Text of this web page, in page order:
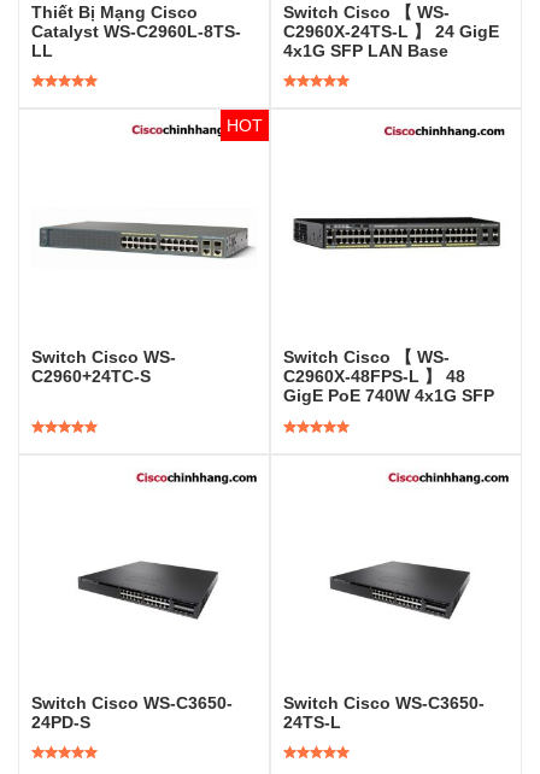
Thiết Bị Mạng Cisco
Catalyst WS-C2960L-8TS-
LL
Switch Cisco 【 WS-
C2960X-24TS-L 】 24 GigE
4x1G SFP LAN Base
Switch Cisco WS-
C2960+24TC-S
Switch Cisco 【 WS-
C2960X-48FPS-L 】 48
GigE PoE 740W 4x1G SFP
Switch Cisco WS-C3650-
24PD-S
Switch Cisco WS-C3650-
24TS-L